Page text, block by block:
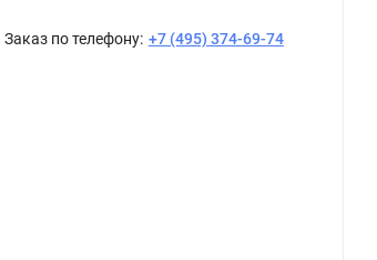
Заказ по телефону: +7 (495) 374-69-74